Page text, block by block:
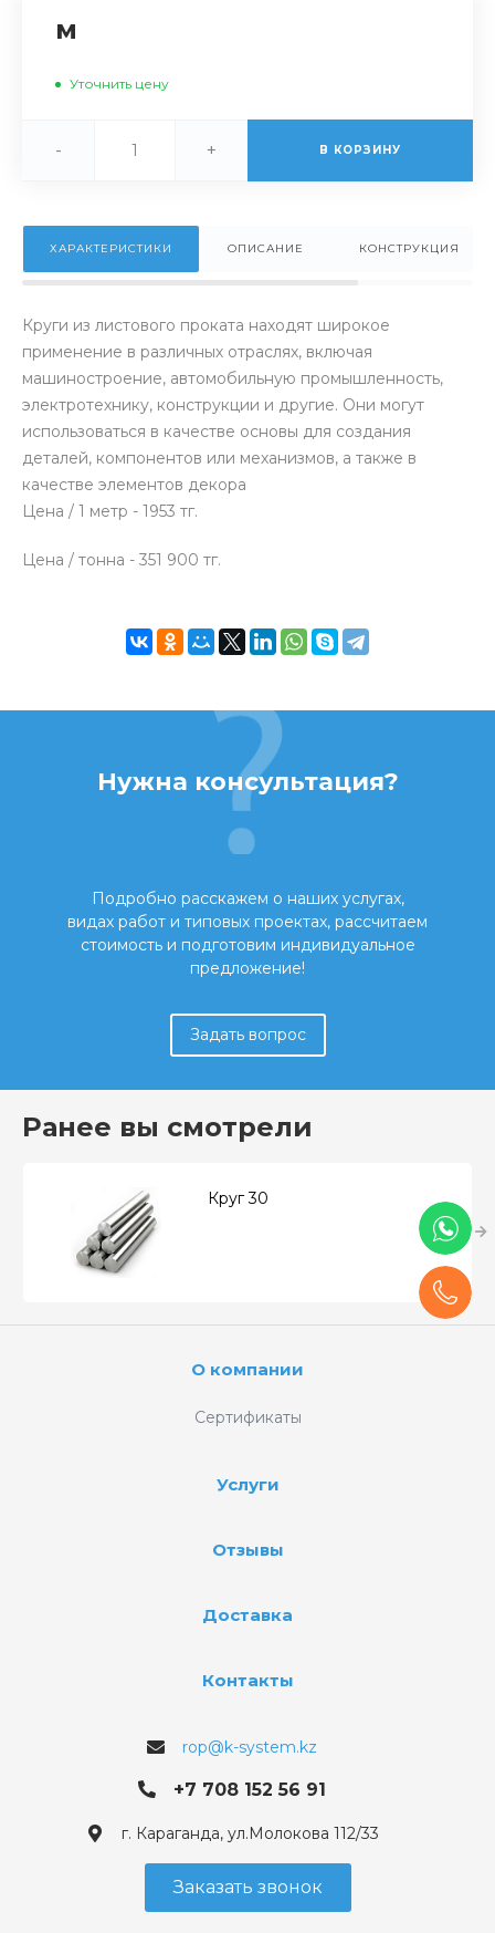
м
Уточнить цену
- + В КОРЗИНУ
ХАРАКТЕРИСТИКИ ОПИСАНИЕ КОНСТРУКЦИЯ
Круги из листового проката находят широкое
применение в различных отраслях, включая
машиностроение, автомобильную промышленность,
электротехнику, конструкции и другие. Они могут
использоваться в качестве основы для создания
деталей, компонентов или механизмов, а также в
качестве элементов декора
Цена / 1 метр - 1953 тг.
Цена / тонна - 351 900 тг.
Нужна консультация?
Подробно расскажем о наших услугах,
видах работ и типовых проектах, рассчитаем
стоимость и подготовим индивидуальное
предложение!
Задать вопрос
Ранее вы смотрели
Круг 30
О компании
Сертификаты
Услуги
Отзывы
Доставка
Контакты
rop@k-system.kz
+7 708 152 56 91
г. Караганда, ул.Молокова 112/33
Заказать звонок